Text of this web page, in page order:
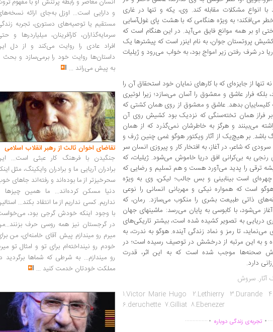
انواع مشکلات مقابله کند. وی، یکه و تنها در غاری
خطر می‌افکند؛ به ویژه هنگامی که با هشت پای غول‌آسایی
او بر همه موانع فایق می‌آید. در این هنگام است که
پروتستان جوان، به نام اینزر است که پیشترها یک
در شرف رفتن زیر امواج بود، به خواب می‌رود و ژیلیات
تنها از جایزه‌ای که با کارهای نمایان خود استحقاق آن را
فرار عاشق و معشوق را آسان می‌سازد؛ زیرا لوتیری
کلیساییان بدهد. عاشق و معشوق از روی همان کشتی که
بر فراز همان تخته‌سنگی که نزدیک بود کشیش روی آن
می‌بینند و هرگز به خاطرشان نمی‌گذرد که از همان
باشد. بر هیچ‌یک از آثار ویکتور هوگو غمی چنین ژرف و
که شاعر، در آغاز، به افتخار کار و پیروزی انسان سر
به بی‌‌کرانی افق دریا خاموش می‌شود. ژیلیات، که
ترقی را پدید می‌آورد هست و هم تسلیم و رضایی که
است بینابینی و بس جالب؛ لیکن، وی به ویژه
است که همواره نیکی و مهربانی انسانی را نوعی
ذاتی طبیعت بشری را منکوب می‌سازد. رمان، که
می‌شود، با کابوسی به پایان می‌رسد: ماشینهای جهان
دریایی به تصویر کشیده شده است، بیشتر تاریکی‌های
تا رمز و نماد زندگی آینده. هوگو به ندرت، به
و به این مرتبه از درخشش در توصیف رسیده است؛ در
صحنه‌ها موجب شده است که به این اثر، قدرت
دارد.
آثار. سروش
1.Victor Marie Hugo 2.Lethierry 3.Durande
6.deruchette 7.Gilliat 8.Ebenezer
................ تجربه‌ی زندگی دوباره .
و دارایی است... اوزل به‌جای ارائه
مستقیم یا توصیه‌های دستوری، تجربه
سرمایه‌گذاران، کارآفرینان، میلیاردرها و
افراد عادی را روایت می‌کند و از دل
داستان‌ها روایت خود را برمی‌سازد و بحث
به پیش می‌راند ...
تقاضای اخوان ثالث از رهبر انقلاب اسلامی
جنگیدن با فرهنگ کار عبثی است...
برادران آریایی ما و برادران وایکینگ، مثل
سحرخیزتر از ما بوده‌اند و رفته‌اند جاهای
دنیا مسکن کرده‌اند... ما همین چیزها
نداریم. کسی نداریم از ما انتقاد بکند...
با وجود اینکه خودش گرجی بود،
در گرجستان نیز همه روسی حرف
میرم رو میندازم پیش آقای خامنه‌ای، من
خودم رو نینداخته‌ام برای تو و امثال تو
رو میندازم... به شرطی که شماها برگردید
مملکت خودتان خدمت کنید ...